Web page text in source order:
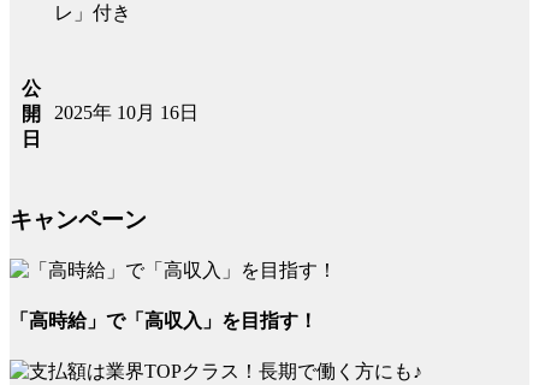
レ」付き
公
開
日
2025年 10月 16日
キャンペーン
「高時給」で「高収入」を目指す！